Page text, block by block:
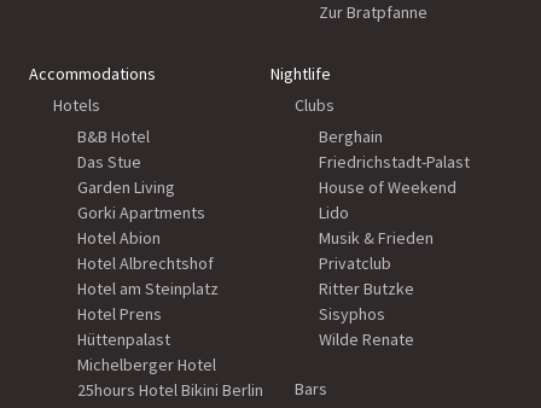
Zur Bratpfanne
Accommodations
Hotels
B&B Hotel
Das Stue
Garden Living
Gorki Apartments
Hotel Abion
Hotel Albrechtshof
Hotel am Steinplatz
Hotel Prens
Hüttenpalast
Michelberger Hotel
25hours Hotel Bikini Berlin
Nightlife
Clubs
Berghain
Friedrichstadt-Palast
House of Weekend
Lido
Musik & Frieden
Privatclub
Ritter Butzke
Sisyphos
Wilde Renate
Bars